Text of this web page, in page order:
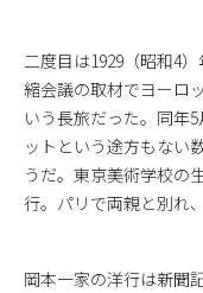
二度目は1929（昭和4
縮会議の取材でヨーロ
いう長旅だった。同年
ットという途方もない
うだ。東京美術学校の
行。パリで両親と別れ
岡本一家の洋行は新聞